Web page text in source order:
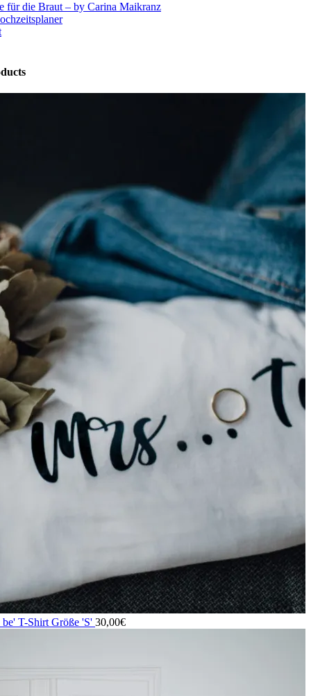
für die Braut – by Carina Maikranz
T-Shirt Größe 'S' 30,00€